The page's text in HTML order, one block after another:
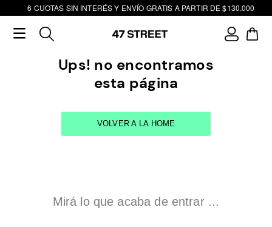
6 CUOTAS SIN INTERÉS Y ENVÍO GRATIS A PARTIR DE $130.000
Ups! no encontramos
esta página
VOLVER A LA HOME
Mirá lo que acaba de entrar ...